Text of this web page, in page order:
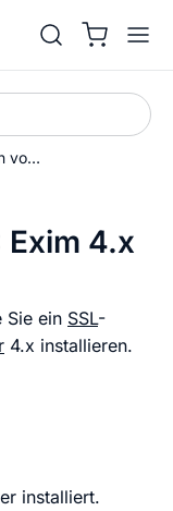
Installation von SSL: Exim 4.x
Exim 4.x
Sie ein SSL-
4.x installieren.
installiert.